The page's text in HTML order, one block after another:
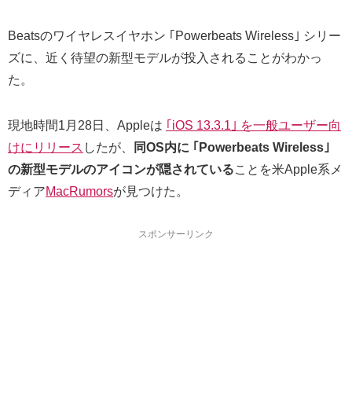
Beatsのワイヤレスイヤホン ｢Powerbeats Wireless｣ シリー
ズに、近く待望の新型モデルが投入されることがわかっ
た。
現地時間1月28日、Appleは ｢iOS 13.3.1｣ を一般ユーザー向
けにリリース したが、
同OS内に ｢Powerbeats Wireless｣
の新型モデルのアイコンが隠されていることを米Apple系メ
ディアMacRumorsが見つけた。
スポンサーリンク